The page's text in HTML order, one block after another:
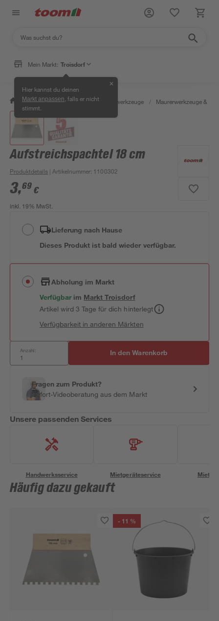
Mein Markt: Troisdorf
Hier kannst du deinen
Markt anpassen , falls er nicht
stimmt.
✕
/ Werkstatt & Maschinen / Handwerkzeuge / Maurerwerkzeuge &
Aufstreichspachtel 18 cm
Produktdetails | Artikelnummer: 1100302
3,69 €
inkl. 19% MwSt.
Lieferung nach Hause
Dieses Produkt ist bald wieder verfügbar.
Abholung im Markt
Verfügbar im MarktTroisdorf
Artikel wird 3 Tage für dich hinterlegt
Verfügbarkeit in anderen Märkten
Anzahl: In den Warenkorb
Fragen zum Produkt?
Sofort-Videoberatung aus dem Markt
Unsere passenden Services
Handwerksservice Mietgeräteservice
Häufig dazu gekauft
- 11 %